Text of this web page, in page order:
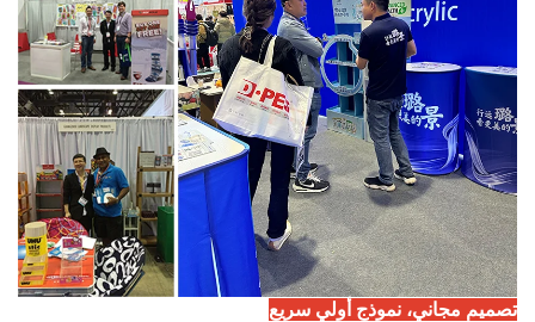
تصميم مجاني، نموذج أولي سريع